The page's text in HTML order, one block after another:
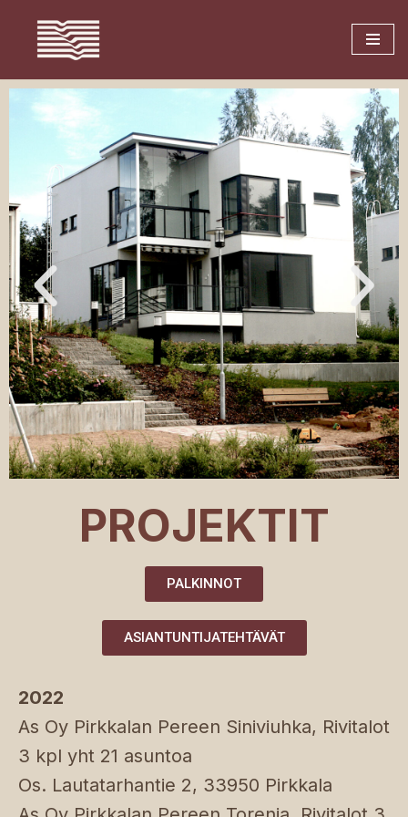
Siirry
sisältöön
PROJEKTIT
PALKINNOT
ASIANTUNTIJATEHTÄVÄT
2022
As Oy Pirkkalan Pereen Siniviuhka, Rivitalot
3 kpl yht 21 asuntoa
Os. Lautatarhantie 2, 33950 Pirkkala